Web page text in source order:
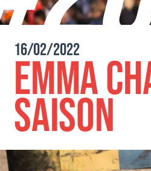
16/02/2022
Emma
saison